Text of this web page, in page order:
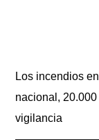
Los incendios
nacional,
vigilancia